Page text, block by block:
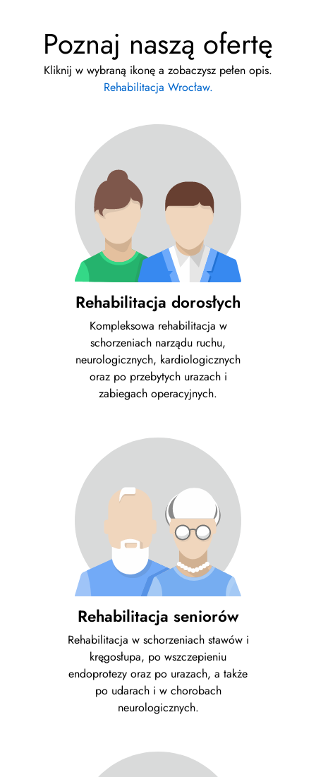
Poznaj naszą ofertę
Kliknij w wybraną ikonę a zobaczysz pełen opis.
Rehabilitacja Wrocław.
Rehabilitacja dorosłych
Kompleksowa rehabilitacja w
schorzeniach narządu ruchu,
neurologicznych, kardiologicznych
oraz po przebytych urazach i
zabiegach operacyjnych.
Rehabilitacja seniorów
Rehabilitacja w schorzeniach stawów i
kręgosłupa, po wszczepieniu
endoprotezy oraz po urazach, a także
po udarach i w chorobach
neurologicznych.